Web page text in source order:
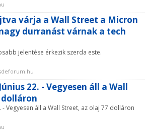
várja a Wall Street a Micron
durranást várnak a tech
jelentése érkezik szerda este.
22. - Vegyesen áll a Wall
- Vegyesen áll a Wall Street, az olaj 77 dolláron